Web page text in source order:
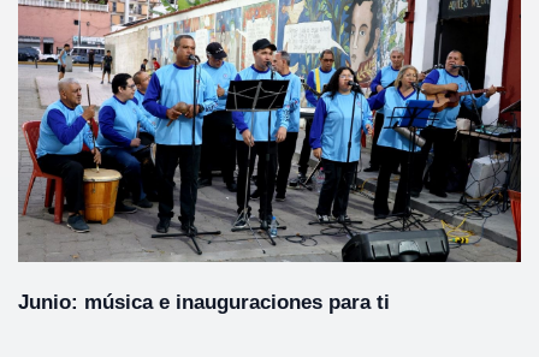
Junio: música e inauguraciones para ti